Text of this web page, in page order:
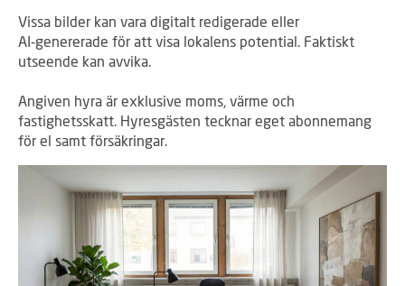
Vissa bilder kan vara digitalt redigerade eller
AI‑genererade för att visa lokalens potential. Faktiskt
utseende kan avvika.
Angiven hyra är exklusive moms, värme och
fastighetsskatt. Hyresgästen tecknar eget abonnemang
för el samt försäkringar.